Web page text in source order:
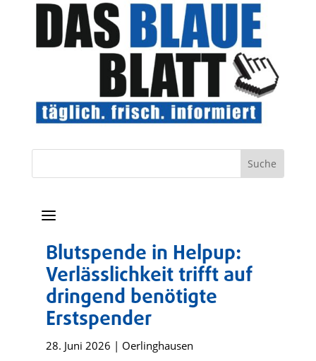
a
Blutspende in Helpup:
Verlässlichkeit trifft auf
dringend benötigte
Erstspender
28. Juni 2026 | Oerlinghausen